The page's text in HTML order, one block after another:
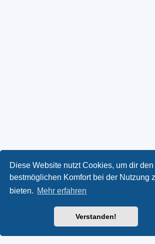
Diese Website nutzt Cookies, um dir den
bestmöglichen Komfort bei der Nutzung
bieten. Mehr erfahren
Verstanden!